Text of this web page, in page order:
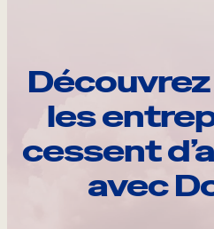
les
cessent
avec